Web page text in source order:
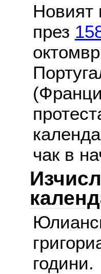
Новият
през
чак в
години.